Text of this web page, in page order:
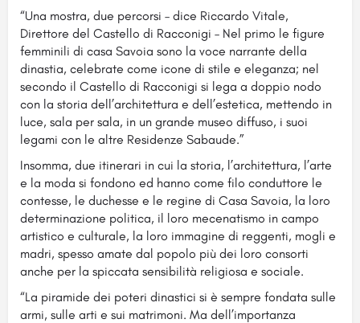
“Una mostra, due percorsi – dice Riccardo Vitale,
Direttore del Castello di Racconigi – Nel primo le figure
femminili di casa Savoia sono la voce narrante della
dinastia, celebrate come icone di stile e eleganza; nel
secondo il Castello di Racconigi si lega a doppio nodo
con la storia dell’architettura e dell’estetica, mettendo in
luce, sala per sala, in un grande museo diffuso, i suoi
legami con le altre Residenze Sabaude.”
Insomma, due itinerari in cui la storia, l’architettura, l’arte
e la moda si fondono ed hanno come filo conduttore le
contesse, le duchesse e le regine di Casa Savoia, la loro
determinazione politica, il loro mecenatismo in campo
artistico e culturale, la loro immagine di reggenti, mogli e
madri, spesso amate dal popolo più dei loro consorti
anche per la spiccata sensibilità religiosa e sociale.
“La piramide dei poteri dinastici si è sempre fondata sulle
armi, sulle arti e sui matrimoni. Ma dell’importanza